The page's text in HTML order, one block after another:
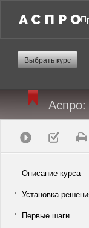
Выбрать курс
Описание курса
Установка
Первые шаги